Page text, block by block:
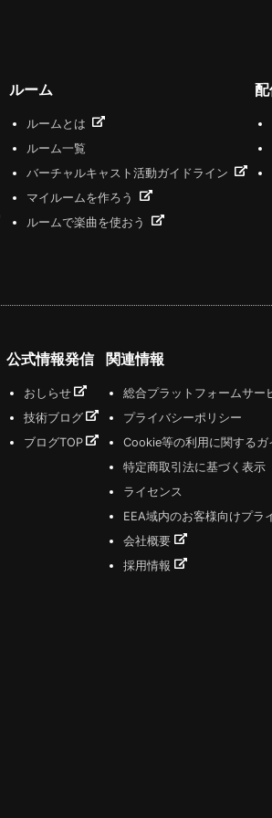
ルーム
ルームとは
ルーム一覧
バーチャルキャスト活動ガイドライン
マイルームを作ろう
ルームで楽曲を使おう
公式情報発信
おしらせ
技術ブログ
ブログTOP
関連情報
総合プラットフォームサー
プライバシーポリシー
Cookie等の利用に関するガ
特定商取引法に基づく表示
ライセンス
EEA域内のお客様向けプラ
会社概要
採用情報